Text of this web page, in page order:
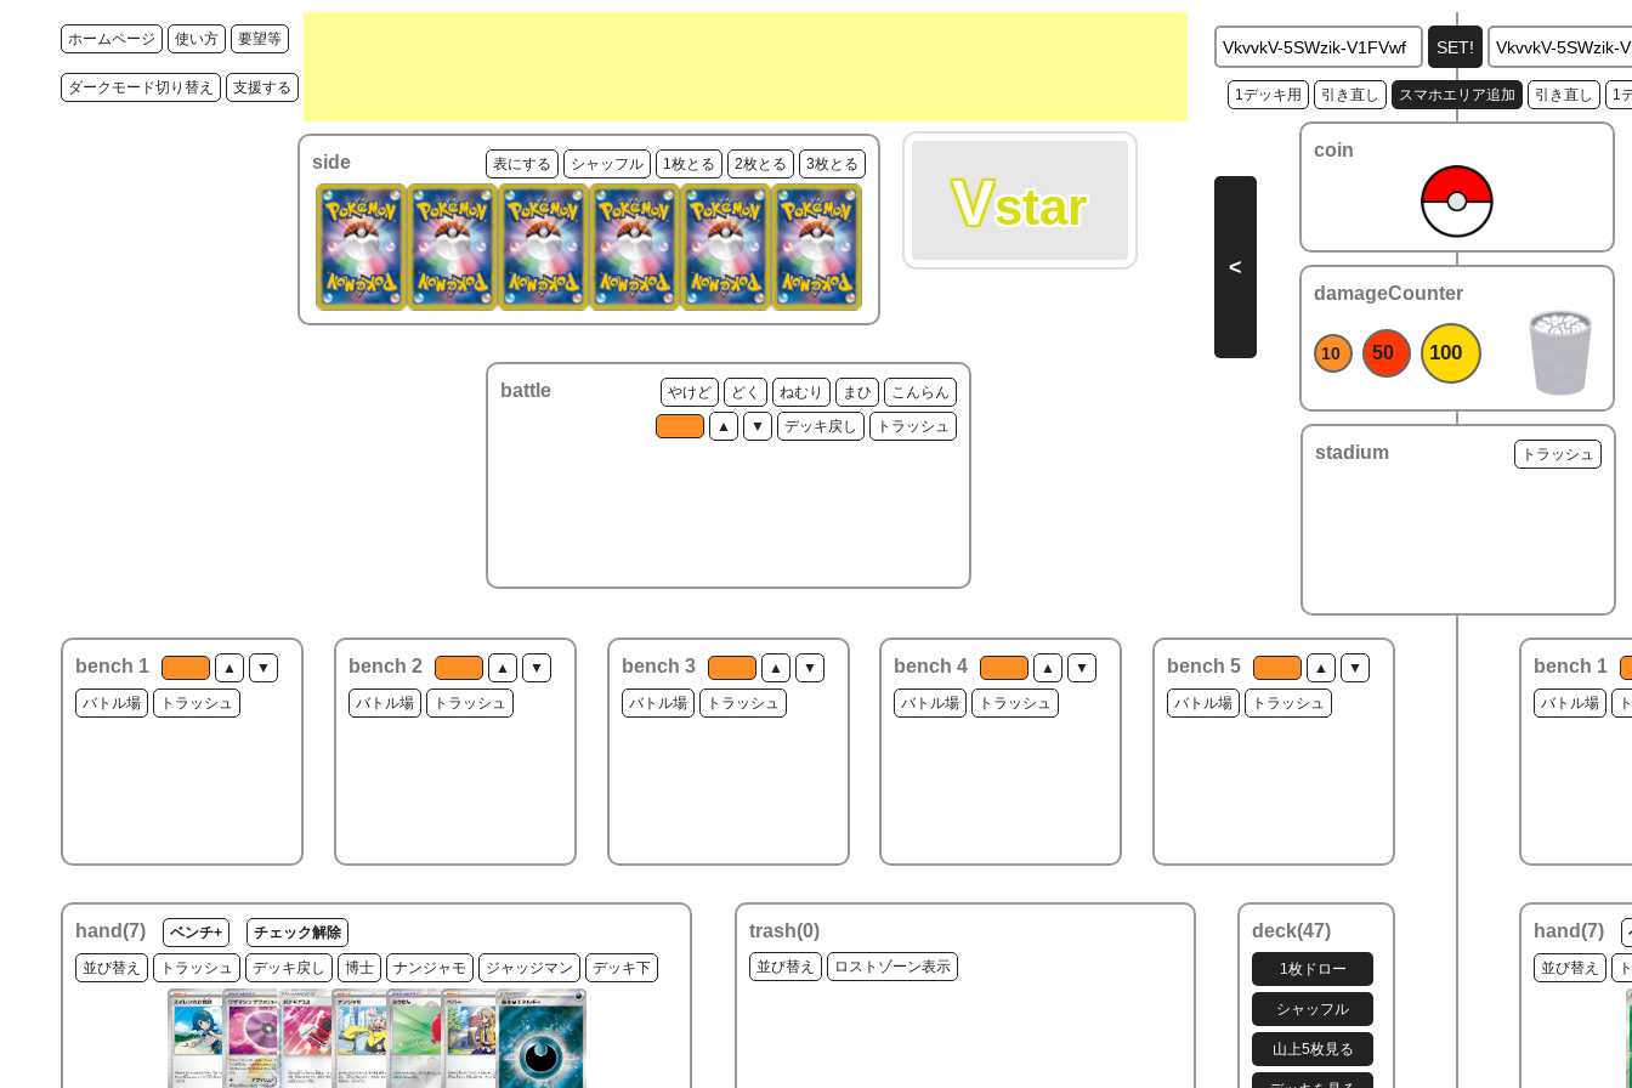
ホームページ 使い方 要望等
ダークモード切り替え 支援する
side 表にする シャッフル 1枚とる 2枚とる 3枚とる
Vstar
battle やけど どく ねむり まひ
こんらん
▲
▼ デッキ戻し トラッシュ
bench 1 ▲ ▼
バトル場 トラッシュ
bench 2 ▲ ▼
バトル場 トラッシュ
bench 3 ▲ ▼
バトル場 トラッシュ
bench 4 ▲ ▼
バトル場 トラッシュ
bench 5 ▲ ▼
バトル場 トラッシュ
hand(7) ベンチ+ チェック解除
並び替え トラッシュ デッキ戻し 博士 ナンジャモ ジャッジマン デッキ下
trash(0)
並び替え ロストゾーン表示
deck(47)
stadium トラッシュ
bench 1
バトル場
hand(7)
並び替え
1デッキ用 引き直し スマホエリア追加 引き直し 1
coin
damageCounter
10 50 100
<